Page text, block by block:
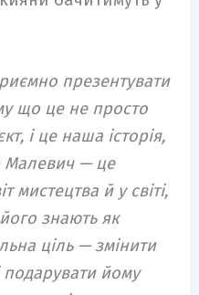
презентувати
що це не просто
і це наша історія,
Малевич — це
мистецтва й у світі,
знають як
ціль — змінити
подарувати йому